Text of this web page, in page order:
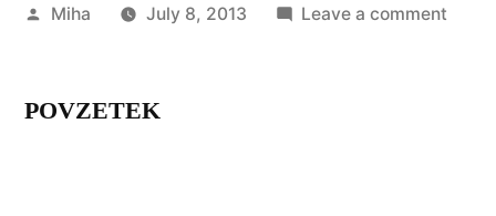
Posted
Miha July 8, 2013 Leave a comment
POVZETEK